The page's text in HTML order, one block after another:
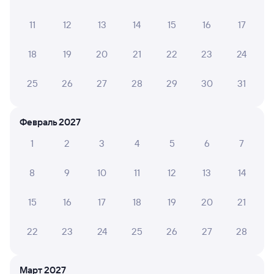
Современная уютная
Квартира уютная
Отзывы пассажиров Туту о поездах
по этому направлению
отрицательные мнения
Илья К.
Туалеты в вагоне не работали, розетка одна под
11 12 13 14 15 16 17
18 19 20 21 22 23 24
25 26 27 28 29 30 31
Февраль 2027
1
2 3 4 5 6 7
8 9 10 11 12 13 14
15 16 17 18 19 20 21
22 23 24 25 26 27 28
Март 2027